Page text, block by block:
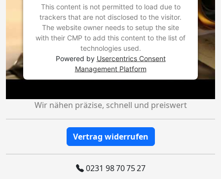
This content is not permitted to load due to
trackers that are not disclosed to the visitor.
The website owner needs to setup the site
with their CMP to add this content to the list of
technologies used.
Powered by Usercentrics Consent
Management Platform
Wir nähen präzise, schnell und preiswert
Vertrag widerrufen
0231 98 70 75 27